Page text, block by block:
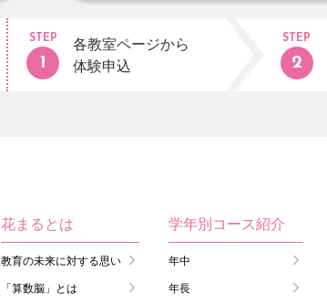
STEP
各教室ページから
体験申込
STEP
花まるとは
教育の未来に対する思い
「算数脳」とは
学年別コース紹介
年中
年長